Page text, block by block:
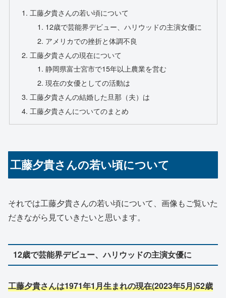
工藤夕貴さんの若い頃について
12歳で芸能界デビュー、ハリウッドの主演女優に
アメリカでの挫折と体調不良
工藤夕貴さんの現在について
静岡県富士宮市で15年以上農業を営む
現在の女優としての活動は
工藤夕貴さんの結婚した旦那（夫）は
工藤夕貴さんについてのまとめ
工藤夕貴さんの若い頃について
それでは工藤夕貴さんの若い頃について、画像もご覧いた
だきながら見ていきたいと思います。
12歳で芸能界デビュー、ハリウッドの主演女優に
工藤夕貴さんは1971年1月生まれの現在(2023年5月)52歳